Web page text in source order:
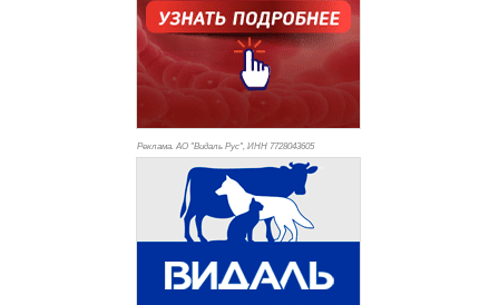
Реклама. АО "Видаль Рус", ИНН 7728043605